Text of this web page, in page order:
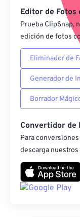
Editor de Fotos
Prueba ClipSnap,
edición de fotos
Eliminador de
Generador de
Borrador
Convertidor de
Para
descarga